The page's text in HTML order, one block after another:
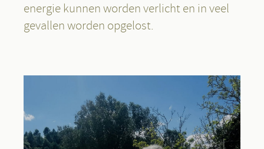
energie kunnen worden verlicht en in veel
gevallen worden opgelost.